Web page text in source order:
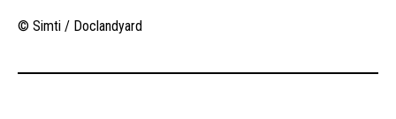
© Simti / Doclandyard